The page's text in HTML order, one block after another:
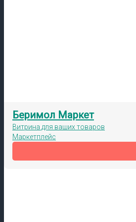
Беримол Маркет
Витрина для ваших товаров
Маркетплейс